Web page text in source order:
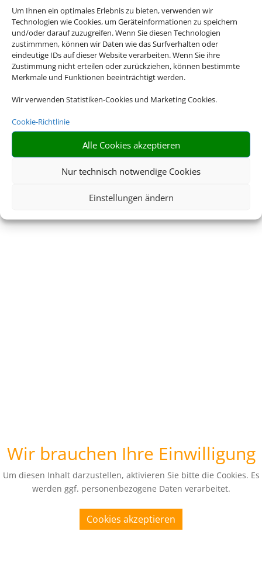
Um Ihnen ein optimales Erlebnis zu bieten, verwenden wir
Technologien wie Cookies, um Geräteinformationen zu speichern
und/oder darauf zuzugreifen. Wenn Sie diesen Technologien
zustimmmen, können wir Daten wie das Surfverhalten oder
eindeutige IDs auf dieser Website verarbeiten. Wenn Sie ihre
Zustimmung nicht erteilen oder zurückziehen, können bestimmte
Merkmale und Funktionen beeinträchtigt werden.
Wir verwenden Statistiken-Cookies und Marketing Cookies.
Cookie-Richtlinie
Alle Cookies akzeptieren
Nur technisch notwendige Cookies
Einstellungen ändern
Wir brauchen Ihre Einwilligung
Um diesen Inhalt darzustellen, aktivieren Sie bitte die Cookies. Es
werden ggf. personenbezogene Daten verarbeitet.
Cookies akzeptieren